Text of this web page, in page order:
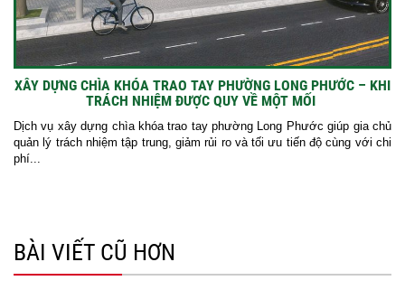
XÂY DỰNG CHÌA KHÓA TRAO TAY PHƯỜNG LONG PHƯỚC – KHI
TRÁCH NHIỆM ĐƯỢC QUY VỀ MỘT MỐI
Dịch vụ xây dựng chìa khóa trao tay phường Long Phước giúp gia chủ
quản lý trách nhiệm tập trung, giảm rủi ro và tối ưu tiến độ cùng với chi
phí...
BÀI VIẾT CŨ HƠN